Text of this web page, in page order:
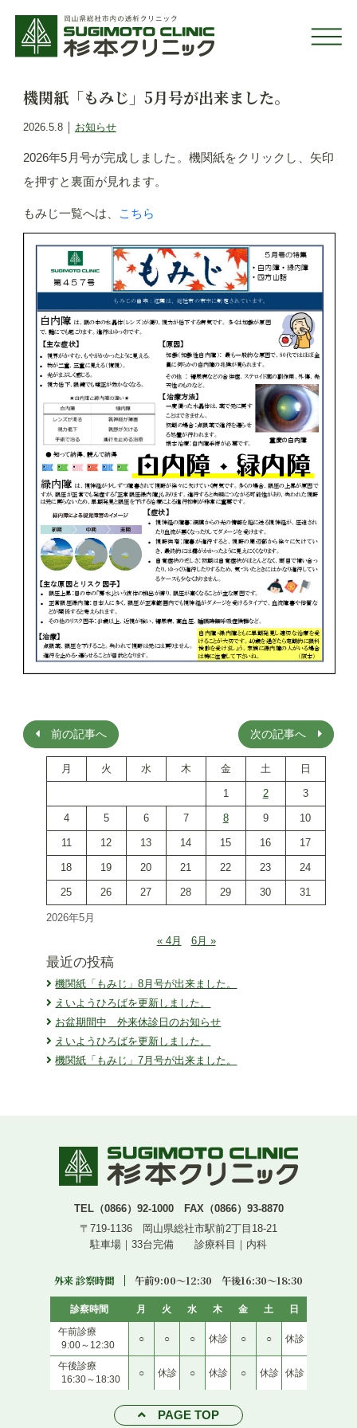
機関紙「もみじ」5月号が出来ました。
2026.5.8｜ お知らせ
2026年5月号が完成しました。機関紙をクリックし、矢印
を押すと裏面が見れます。
もみじ一覧へは、 こちら
ビ
ゲ
前の記事へ 次の記事へ
2026年5月
月 火 水 木 金 土 日
1 2 3
4 5 6 7 8 9 10
11 12 13 14 15 16 17
18 19 20 21 22 23 24
25 26 27 28 29 30 31
« 4月 6月 »
最近の投稿
機関紙「もみじ」8月号が出来ました。
えいようひろばを更新しました。
お盆期間中 外来休診日のお知らせ
えいようひろばを更新しました。
機関紙「もみじ」7月号が出来ました。
TEL（0866）92-1000 FAX（0866）93-8870
〒719-1136 岡山県総社市駅前2丁目18-21
駐車場｜33台完備 診療科目｜内科
外来 診察時間 午前9:00〜12:30 午後16:30〜18:30
診察時間 月 火 水 木 金 土
日
午前診療
9:00～12:30
○ ○ ○ 休診 ○ ○ 休診
午後診療
16:30～18:30
○ 休診 ○ 休診 ○ 休診 休診
PAGE TOP